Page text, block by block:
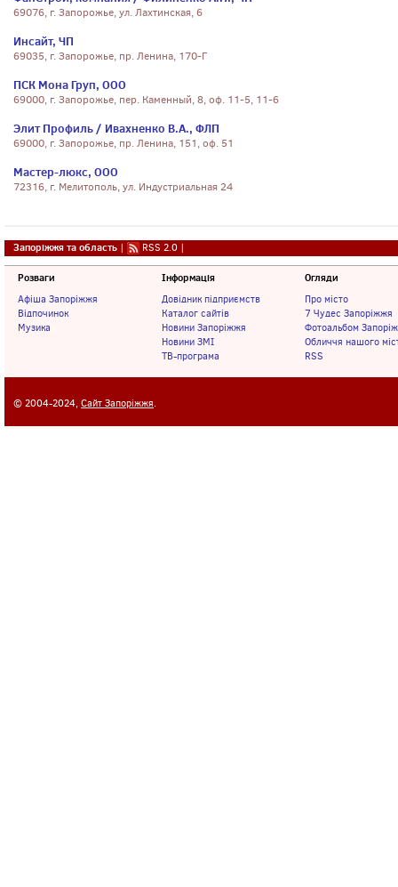
69076, г. Запорожье, ул. Лахтинская, 6
Инсайт, ЧП
69035, г. Запорожье, пр. Ленина, 170-Г
ПСК Мона Груп, ООО
69000, г. Запорожье, пер. Каменный, 8, оф. 11-5, 11-6
Элит Профиль / Ивахненко В.А., ФЛП
69000, г. Запорожье, пр. Ленина, 151, оф. 51
Мастер-люкс, ООО
72316, г. Мелитополь, ул. Индустриальная 24
Запоріжжя та область | RSS 2.0 |
Розваги
Афіша Запоріжжя
Відпочинок
Музика
Інформація
Довідник підприємств
Каталог сайтів
Новини Запоріжжя
Новини ЗМІ
ТВ-програма
Огляди
Про місто
7 Чудес Запоріжжя
Фотоальбом
Обличчя нашого
RSS
© 2004-2024, Сайт Запоріжжя.